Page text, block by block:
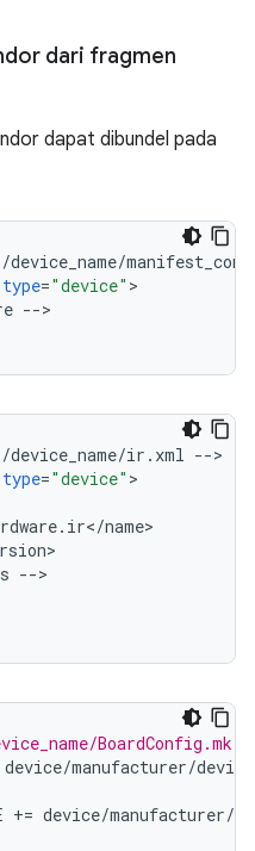
dari fragmen
dapat dibundel pada
/device_name/
type="device" >
-->
/device_name/ir . xml -->
type="device" >
. ir</name>
>
-->
BoardConfig.mk
device/manufacturer/
+= device/manufacturer/